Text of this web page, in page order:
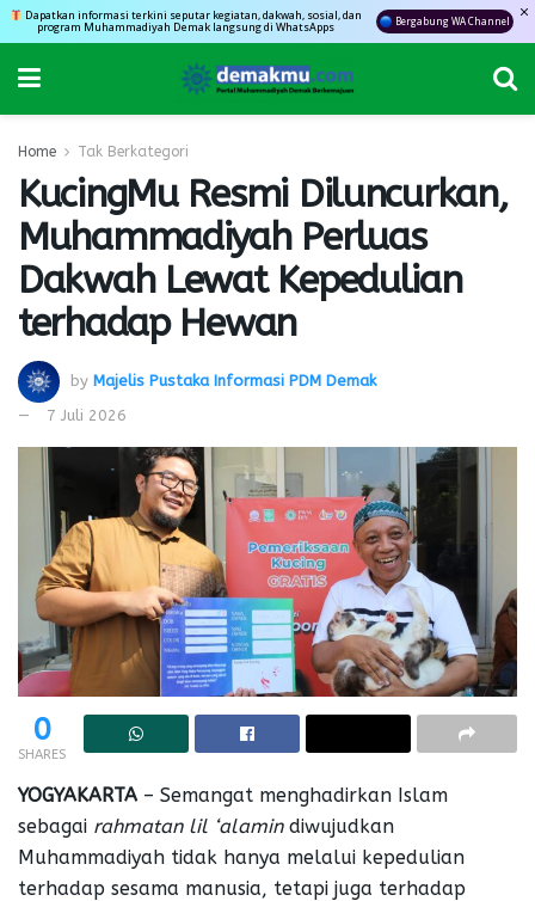
Dapatkan informasi terkini seputar kegiatan, dakwah, sosial, dan
program Muhammadiyah Demak langsung di WhatsApps Bergabung WA Channel
Home Tak Berkategori
KucingMu Resmi Diluncurkan,
Muhammadiyah Perluas
Dakwah Lewat Kepedulian
terhadap Hewan
by Majelis Pustaka Informasi PDM Demak
7 Juli 2026
0
SHARES
YOGYAKARTA– Semangat menghadirkan Islam
sebagai rahmatan lil ‘alamindiwujudkan
Muhammadiyah tidak hanya melalui kepedulian
terhadap sesama manusia, tetapi juga terhadap